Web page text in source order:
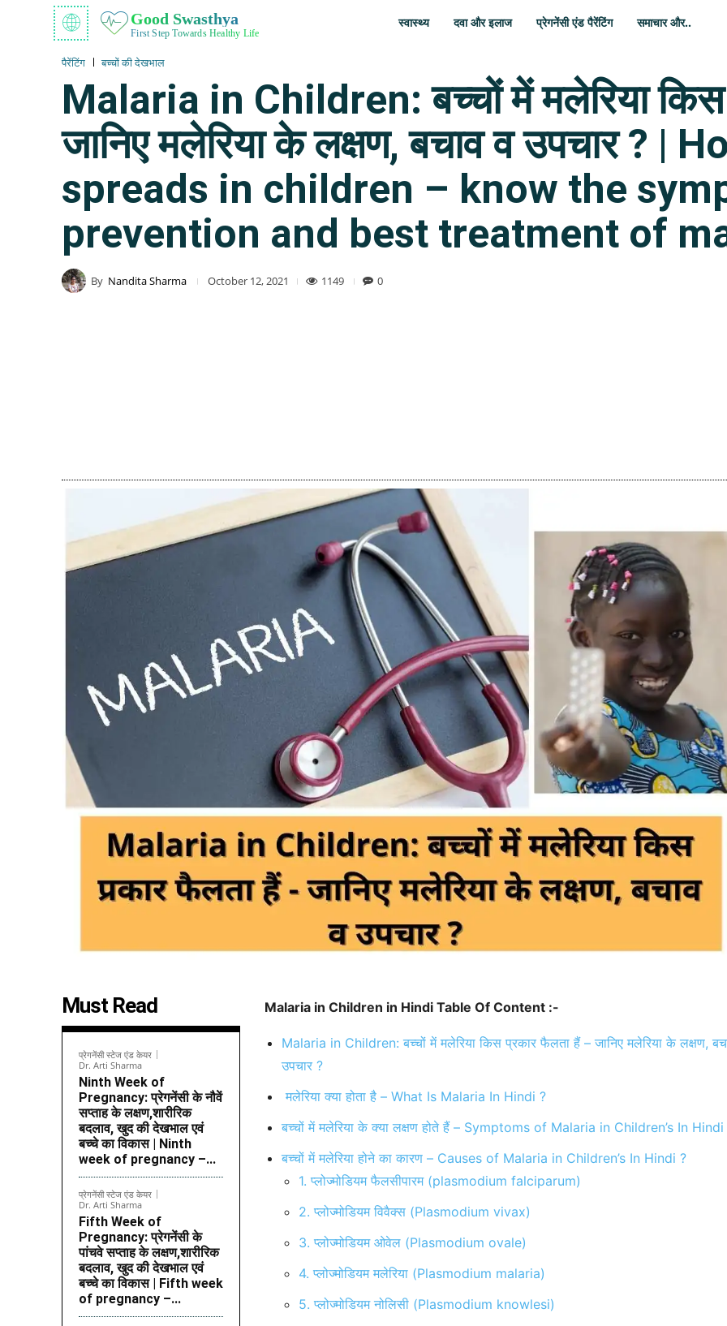
Good Swasthya
First Step Towards Healthy Life
स्वास्थ्य दवा और इलाज प्रेगनेंसी एंड पैरेंटिंग समाचार और..
पैरेंटिंग बच्चों की देखभाल
Malaria in Children: बच्चों में मलेरिया
जानिए मलेरिया के लक्षण, बचाव व उपचार ? |
spreads in children – know the
prevention and best treatment of
By Nandita Sharma October 12, 2021 1149 0
Must Read
प्रेगनेंसी स्टेज एंड केयर
Dr. Arti Sharma
Ninth Week of
Pregnancy: प्रेगनेंसी के नौवें
सप्ताह के लक्षण,शारीरिक
बदलाव, खुद की देखभाल एवं
बच्चे का विकास | Ninth
week of pregnancy –...
प्रेगनेंसी स्टेज एंड केयर
Dr. Arti Sharma
Fifth Week of
Pregnancy: प्रेगनेंसी के
पांचवे सप्ताह के लक्षण,शारीरिक
बदलाव, खुद की देखभाल एवं
बच्चे का विकास | Fifth week
of pregnancy –...
Malaria in Children in Hindi Table Of Content :-
Malaria in Children: बच्चों में मलेरिया किस प्रकार फैलता हैं – जानिए मलेरिया के लक्षण,
उपचार ?
मलेरिया क्या होता है – What Is Malaria In Hindi ?
बच्चों में मलेरिया के क्या लक्षण होते हैं – Symptoms of Malaria in Children’s In Hindi
बच्चों में मलेरिया होने का कारण – Causes of Malaria in Children’s In Hindi ?
1. प्लोज्मोडियम फैलसीपारम (plasmodium falciparum)
2. प्लोज्मोडियम विवैक्स (Plasmodium vivax)
3. प्लोज्मोडियम ओवेल (Plasmodium ovale)
4. प्लोज्मोडियम मलेरिया (Plasmodium malaria)
5. प्लोज्मोडियम नोलिसी (Plasmodium knowlesi)